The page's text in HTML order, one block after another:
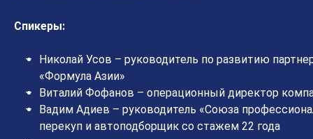
Спикеры:
Николай Усов – руководитель по развитию
«Формула Азии»
Виталий Фофанов – операционный директор
Вадим Адиев – руководитель «Союза
перекуп и автоподборщик со стажем 22 года